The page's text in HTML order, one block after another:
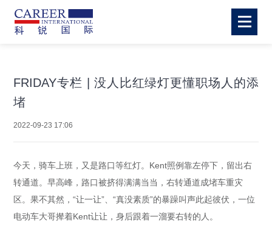
FRIDAY专栏 | 没人比红绿灯更懂职场人的添
堵
2022-09-23 17:06
今天，骑车上班，又是路口等红灯。Kent照例靠左停下，留出右
转通道。早高峰，路口被挤得满满当当，右转通道成堵车重灾
区。果不其然，“让一让”、“真没素质”的暴躁叫声此起彼伏，一位
电动车大哥撵着Kent让让，身后跟着一溜要右转的人。